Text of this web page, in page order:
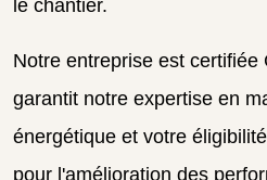
le chantier.
Notre entreprise est certifiée
garantit notre expertise en
énergétique et votre
pour l'amélioration des